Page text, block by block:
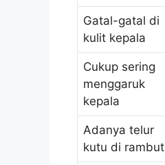
Gatal-gatal di
kulit kepala
Cukup sering
menggaruk
kepala
Adanya telur
kutu di rambut